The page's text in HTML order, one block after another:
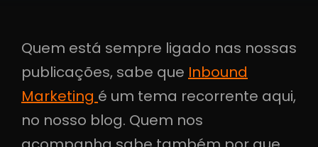
Quem está sempre ligado nas nossas
publicações, sabe que Inbound
Marketing é um tema recorrente aqui,
no nosso blog. Quem nos